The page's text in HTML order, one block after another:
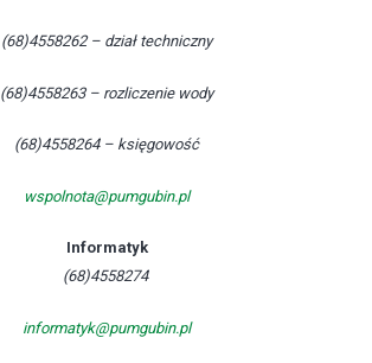
(68)4558262 – dział techniczny
(68)4558263 – rozliczenie wody
(68)4558264 – księgowość
wspolnota@pumgubin.pl
Informatyk
(68)4558274
informatyk@pumgubin.pl